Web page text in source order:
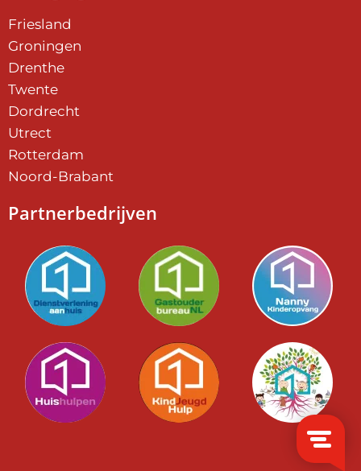
Friesland
Groningen
Drenthe
Twente
Dordrecht
Utrect
Rotterdam
Noord-Brabant
Partnerbedrijven